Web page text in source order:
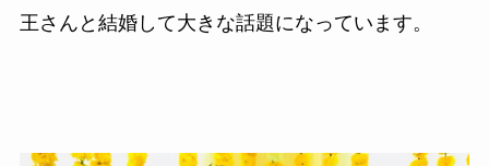
王さんと結婚して大きな話題になっています。